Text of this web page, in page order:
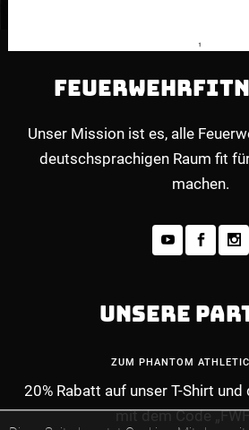
Unser Mission ist es, alle
deutschsprachigen Raum fit
machen.
UNSERE
ZUM PHANTOM
20% Rabatt auf unser T-Shirt
mit dem Code